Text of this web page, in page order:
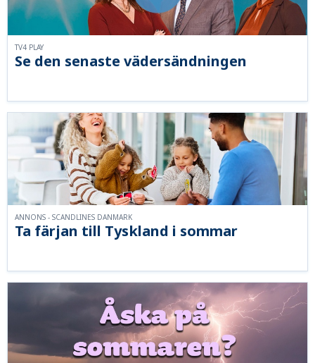
Se den senaste vädersändningen
TV4 PLAY
Ta färjan till Tyskland i sommar
ANNONS - SCANDLINES DANMARK